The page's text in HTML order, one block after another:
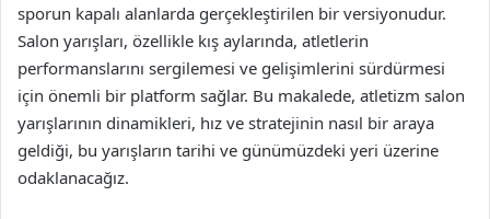
sporun kapalı alanlarda gerçekleştirilen bir versiyonudur.
Salon yarışları, özellikle kış aylarında, atletlerin
performanslarını sergilemesi ve gelişimlerini sürdürmesi
için önemli bir platform sağlar. Bu makalede, atletizm salon
yarışlarının dinamikleri, hız ve stratejinin nasıl bir araya
geldiği, bu yarışların tarihi ve günümüzdeki yeri üzerine
odaklanacağız.